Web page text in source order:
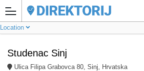
Location
Studenac Sinj
Ulica Filipa Grabovca 80, Sinj, Hrvatska